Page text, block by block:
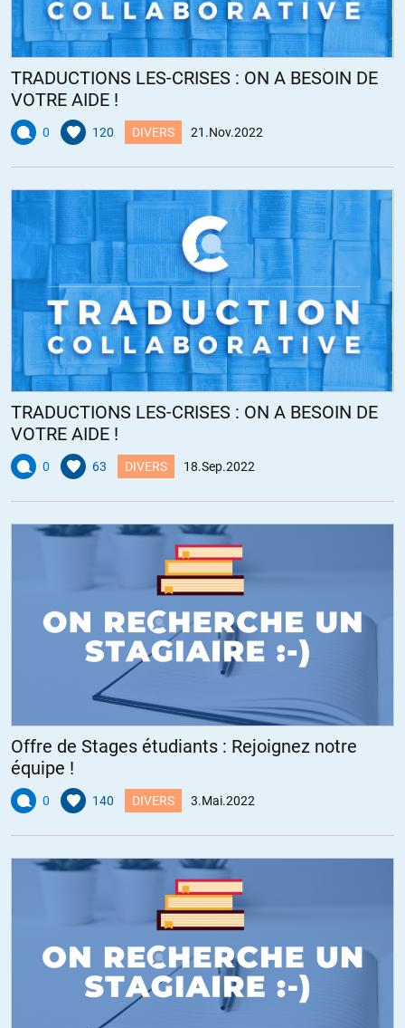
TRADUCTIONS LES-CRISES : ON A BESOIN DE
VOTRE AIDE !
0 120 DIVERS 21.Nov.2022
TRADUCTIONS LES-CRISES : ON A BESOIN DE
VOTRE AIDE !
0 63 DIVERS 18.Sep.2022
Offre de Stages étudiants : Rejoignez notre
équipe !
0 140 DIVERS 3.Mai.2022